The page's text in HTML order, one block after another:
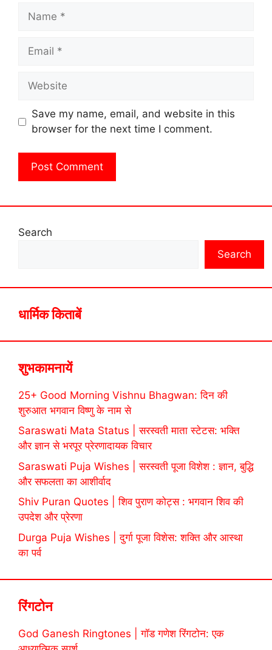
Name
Email
Website
Save my name, email, and website in this
browser for the next time I comment.
Search
Search
धार्मिक किताबें
शुभकामनायें
25+ Good Morning Vishnu Bhagwan: दिन की
शुरुआत भगवान विष्णु के नाम से
Saraswati Mata Status | सरस्वती माता स्टेटस: भक्ति
और ज्ञान से भरपूर प्रेरणादायक विचार
Saraswati Puja Wishes | सरस्वती पूजा विशेश : ज्ञान, बुद्धि
और सफलता का आशीर्वाद
Shiv Puran Quotes | शिव पुराण कोट्स : भगवान शिव की
उपदेश और प्रेरणा
Durga Puja Wishes | दुर्गा पूजा विशेस: शक्ति और आस्था
का पर्व
रिंगटोन
God Ganesh Ringtones | गॉड गणेश रिंगटोन: एक